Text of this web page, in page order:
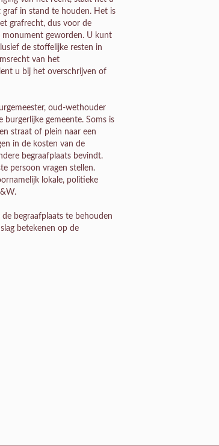
in stand te houden. Het is
grafrecht, dus voor de
monument geworden. U kunt
de stoffelijke resten in
van het
u bij het overschrijven of
oud-wethouder
gemeente. Soms is
straat of plein naar een
in de kosten van de
begraafplaats bevindt.
persoon vragen stellen.
lokale, politieke
begraafplaats te behouden
betekenen op de